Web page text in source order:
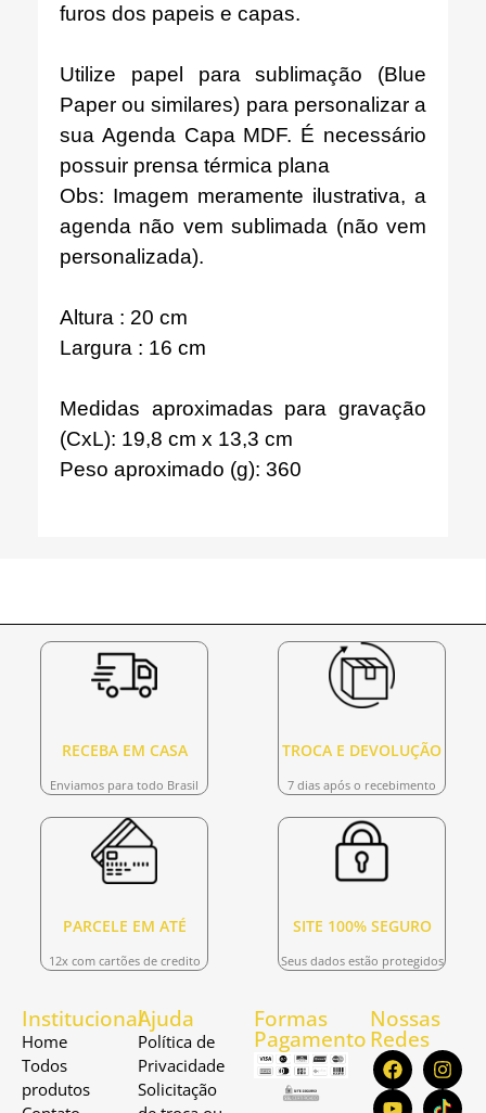
furos dos papeis e capas.
Utilize papel para sublimação (Blue
Paper ou similares) para personalizar a
sua Agenda Capa MDF. É necessário
possuir prensa térmica plana
Obs: Imagem meramente ilustrativa, a
agenda não vem sublimada (não vem
personalizada).
Altura : 20 cm
Largura : 16 cm
Medidas aproximadas para gravação
(CxL): 19,8 cm x 13,3 cm
Peso aproximado (g): 360
RECEBA EM CASA
Enviamos para todo Brasil
TROCA E DEVOLUÇÃO
7 dias após o recebimento
PARCELE EM ATÉ
12x com cartões de credito
SITE 100% SEGURO
Seus dados estão protegidos
Institucional
Home
Todos
produtos
Ajuda
Política de
Privacidade
Solicitação
Formas
Pagamento
Nossas
Redes